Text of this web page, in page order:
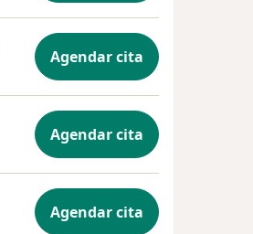
Agendar cita
Agendar cita
Agendar cita